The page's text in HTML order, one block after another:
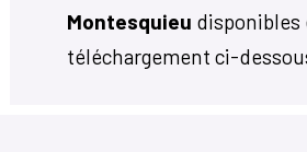
Montesquieu disponibles
téléchargement ci-